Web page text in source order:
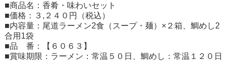
■商品名：香肴・味わいセット
■価格：３,２４０円（税込）
■内容量：尾道ラーメン2食（スープ・麺）×２箱、鯛めし2
合用1袋
■品 番：【６０６３】
■賞味期限：ラーメン：常温５０日、鯛めし：常温１２０日